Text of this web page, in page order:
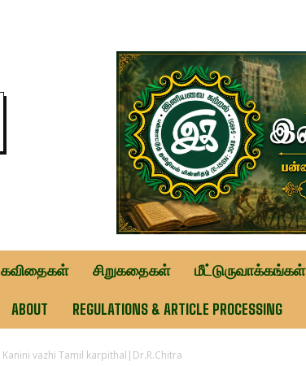
கவிதைகள் சிறுகதைகள் மீட்டுருவாக்கங்கள்
ABOUT REGULATIONS & ARTICLE PROCESSING
Kanini vazhi Tamil karpithal|Dr.R.Chitra